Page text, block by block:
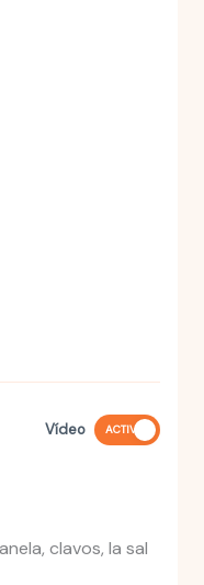
Vídeo ACTIVO
clavos, la sal